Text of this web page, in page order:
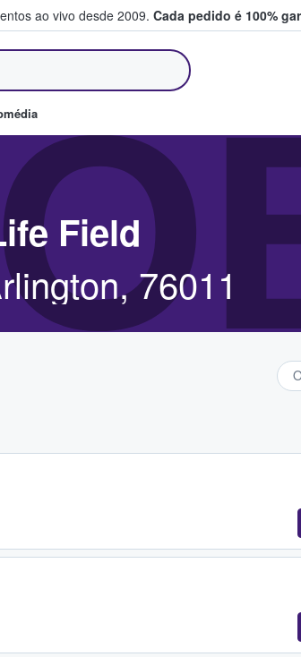
ao vivo desde 2009. Cada pedido é 100%
e vendem bilhetes
Field
76011